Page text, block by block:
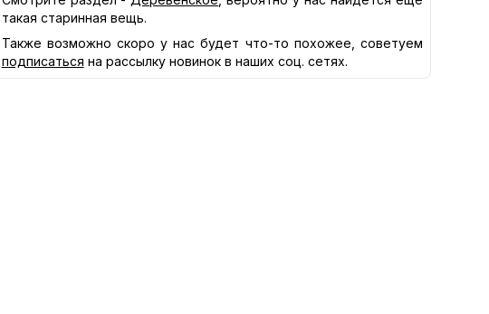
такая старинная вещь.
Также возможно скоро у нас будет что-то похожее, советуем
подписаться на рассылку новинок в наших соц. сетях.